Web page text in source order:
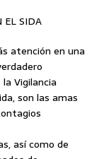
EL SIDA
atención en una
Vigilancia
son las amas
así como de